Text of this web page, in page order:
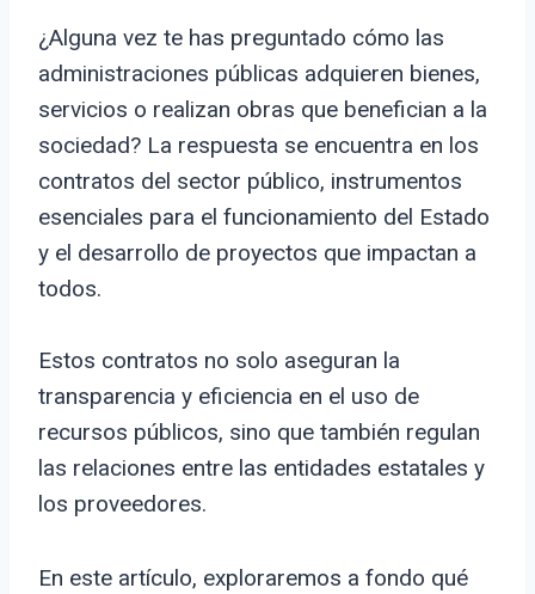
¿Alguna vez te has preguntado cómo las
administraciones públicas adquieren bienes,
servicios o realizan obras que benefician a la
sociedad? La respuesta se encuentra en los
contratos del sector público, instrumentos
esenciales para el funcionamiento del Estado
y el desarrollo de proyectos que impactan a
todos.
Estos contratos no solo aseguran la
transparencia y eficiencia en el uso de
recursos públicos, sino que también regulan
las relaciones entre las entidades estatales y
los proveedores.
En este artículo, exploraremos a fondo qué